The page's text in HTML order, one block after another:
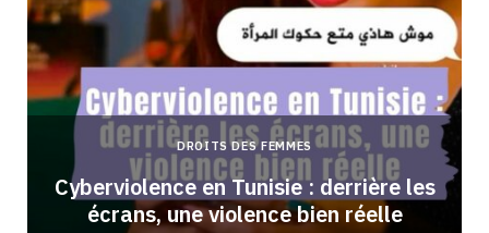
DROITS DES FEMMES
Cyberviolence en Tunisie : derrière les
écrans, une violence bien réelle